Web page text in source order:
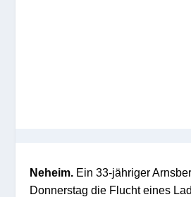
Neheim. Ein 33-jähriger
Donnerstag die Flucht eines